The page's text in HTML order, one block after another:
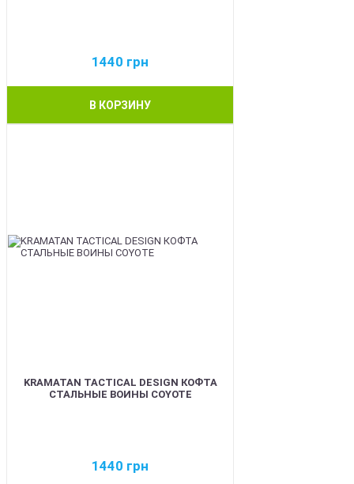
1440 грн
В КОРЗИНУ
KRAMATAN TACTICAL DESIGN КОФТА
СТАЛЬНЫЕ ВОИНЫ COYOTE
1440 грн